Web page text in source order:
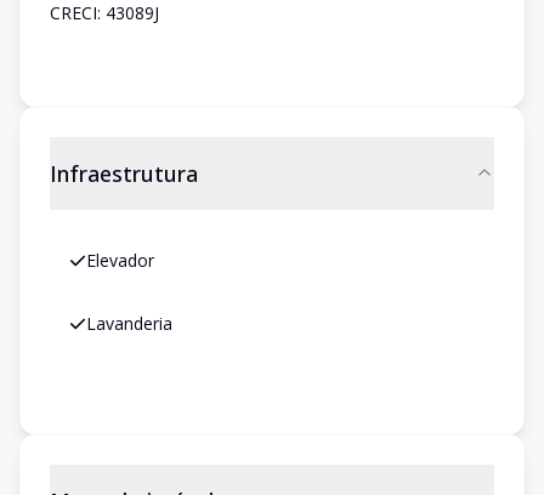
CRECI: 43089J
Infraestrutura
Elevador
Lavanderia